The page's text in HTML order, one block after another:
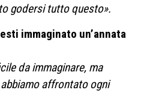
godersi tutto questo».
immaginato un’annata
da immaginare, ma
affrontato ogni